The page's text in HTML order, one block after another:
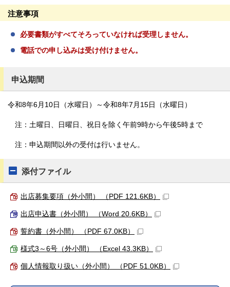
注意事項
必要書類がすべてそろっていなければ受理しません。
電話での申し込みは受け付けません。
申込期間
令和8年6月10日（水曜日）～令和8年7月15日（水曜日）
注：土曜日、日曜日、祝日を除く午前9時から午後5時まで
注：申込期間以外の受付は行いません。
添付ファイル
出店募集要項（外小間） （PDF 121.6KB）
出店申込書（外小間） （Word 20.6KB）
誓約書（外小間） （PDF 67.0KB）
様式3～6号（外小間） （Excel 43.3KB）
個人情報取り扱い（外小間） （PDF 51.0KB）